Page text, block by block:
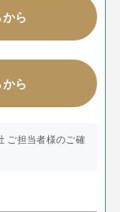
ら
ら
ご担当者様のご確